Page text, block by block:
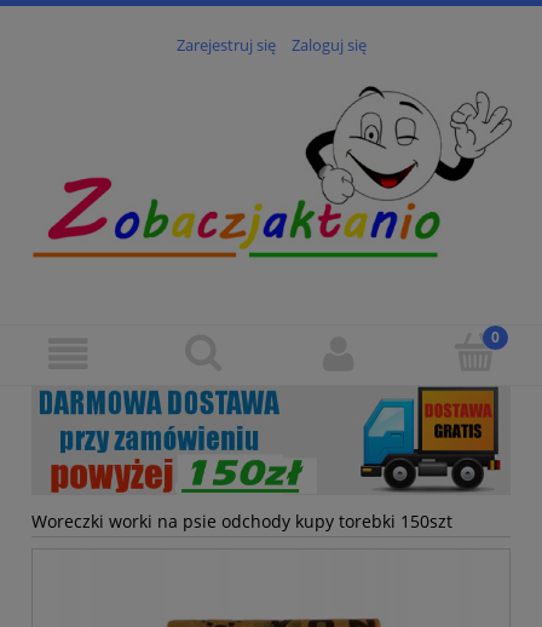
Zarejestruj się Zaloguj się
Woreczki worki na psie odchody kupy torebki 150szt